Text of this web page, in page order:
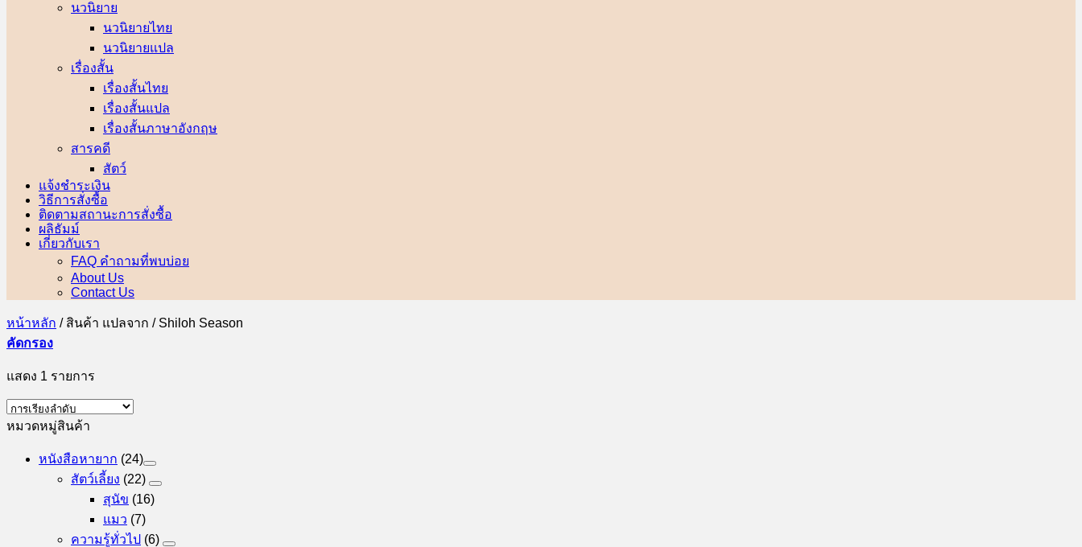
นวนิยาย
นวนิยายไทย
นวนิยายแปล
เรื่องสั้น
เรื่องสั้นไทย
เรื่องสั้นแปล
เรื่องสั้นภาษาอังกฤษ
สารคดี
สัตว์
แจ้งชำระเงิน
วิธีการสั่งซื้อ
ติดตามสถานะการสั่งซื้อ
ผลิธัมม์
เกี่ยวกับเรา
FAQ คำถามที่พบบ่อย
About Us
Contact Us
หน้าหลัก /สินค้า แปลจาก /Shiloh Season
คัดกรอง
แสดง 1 รายการ
หมวดหมู่สินค้า
หนังสือหายาก (24)
สัตว์เลี้ยง (22)
สุนัข (16)
แมว (7)
ความรู้ทั่วไป (6)